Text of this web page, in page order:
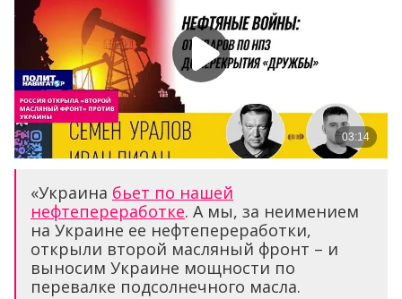
«Украина бьет по нашей
нефтепереработке. А мы, за неимением
на Украине ее нефтепереработки,
открыли второй масляный фронт – и
выносим Украине мощности по
перевалке подсолнечного масла.